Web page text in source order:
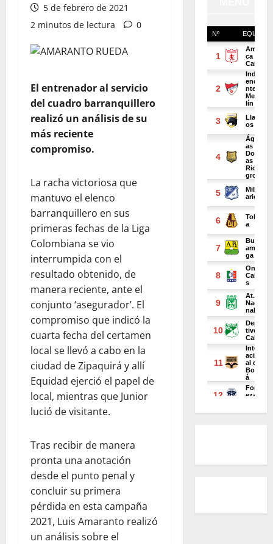
5 de febrero de 2021
2 minutos de lectura
0
El entrenador al servicio
del cuadro barranquillero
realizó un análisis de su
más reciente
compromiso.
La racha victoriosa que
mantuvo el elenco
barranquillero en sus
primeras fechas de la Liga
Colombiana se vio
interrumpida con el
resultado obtenido, de
manera reciente, ante el
conjunto ‘asegurador’. El
compromiso que indicó la
cuarta fecha del certamen
local se llevó a cabo en la
ciudad de Zipaquirá y allí
Equidad ejerció el papel de
local, mientras que Junior
lució de visitante.
Tras recibir de manera
pronta una anotación
desde el punto penal y
concluir su primera
pérdida en esta campaña
2021, Luis Amaranto realizó
un análisis sobre el